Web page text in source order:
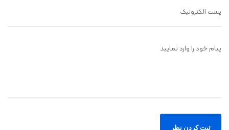
پست الکترونیک
پیام خود را وارد نمایید